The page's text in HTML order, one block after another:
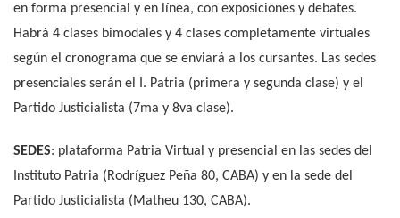
en forma presencial y en línea, con exposiciones y debates.
Habrá 4 clases bimodales y 4 clases completamente virtuales
según el cronograma que se enviará a los cursantes. Las sedes
presenciales serán el I. Patria (primera y segunda clase) y el
Partido Justicialista (7ma y 8va clase).
SEDES: plataforma Patria Virtual y presencial en las sedes del
Instituto Patria (Rodríguez Peña 80, CABA) y en la sede del
Partido Justicialista (Matheu 130, CABA).